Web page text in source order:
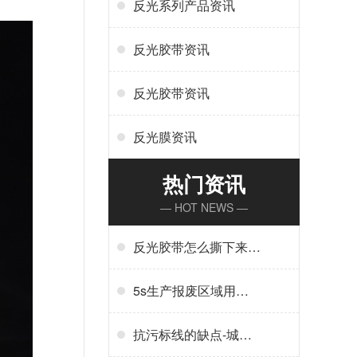
反光系列产品资讯
反光胶带资讯
反光胶带资讯
反光膜资讯
热门资讯
— HOT NEWS —
反光胶带怎么撕下来-
反光胶带怎么清洗
5s生产报废区域用什
么标线-5s地标线区域
管理标准
抗污标线的缺点-城市